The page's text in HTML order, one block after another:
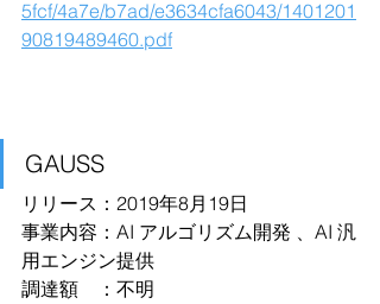
5fcf/4a7e/b7ad/e3634cfa6043/1401201
90819489460.pdf
GAUSS
リリース：2019年8月19日
事業内容：AI アルゴリズム開発 、AI 汎
⽤エンジン提供
調達額　：不明